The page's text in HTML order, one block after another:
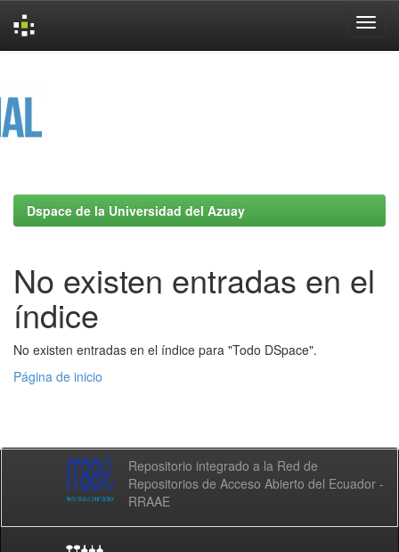
Dspace de la Universidad del Azuay
No existen entradas en el
índice
No existen entradas en el índice para "Todo DSpace".
Página de inicio
Repositorio integrado a la Red de
Repositorios de Acceso Abierto del Ecuador -
RRAAE